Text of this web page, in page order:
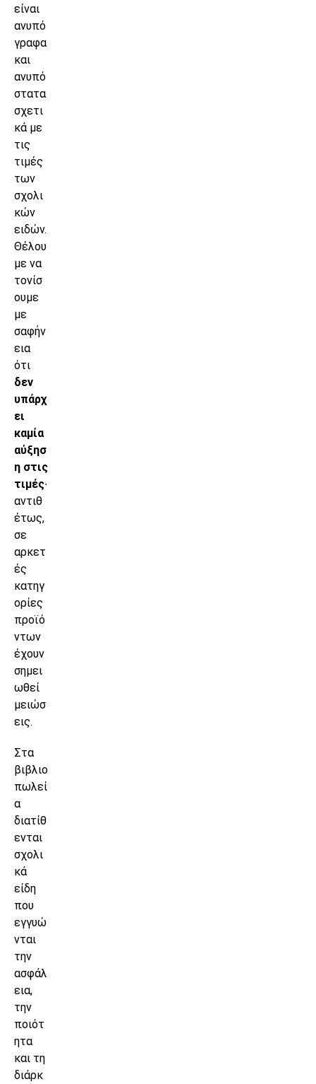
είναι
ανυπό
γραφα
και
ανυπό
στατα
σχετι
κά με
τις
τιμές
των
σχολι
κών
ειδών.
Θέλου
με να
τονίσ
ουμε
με
σαφήν
εια
ότι
δεν
υπάρχ
ει
καμία
αύξησ
η στις
τιμές∙
αντιθ
έτως,
σε
αρκετ
ές
κατηγ
ορίες
προϊό
ντων
έχουν
σημει
ωθεί
μειώσ
εις.
Στα
βιβλιο
πωλεί
α
διατίθ
ενται
σχολι
κά
είδη
που
εγγυώ
νται
την
ασφάλ
εια,
την
ποιότ
ητα
και τη
διάρκ